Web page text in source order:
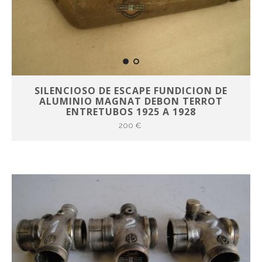
SILENCIOSO DE ESCAPE FUNDICION DE
ALUMINIO MAGNAT DEBON TERROT
ENTRETUBOS 1925 A 1928
200 €